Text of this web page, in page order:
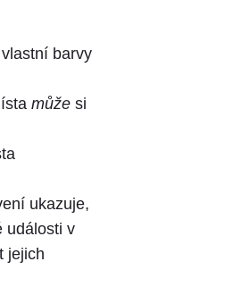
barvy
může si
ukazuje,
události v
jejich